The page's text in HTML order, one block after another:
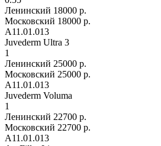
Ленинский 18000 р.
Московский 18000 р.
А11.01.013
Juvederm Ultra 3
1
Ленинский 25000 р.
Московский 25000 р.
А11.01.013
Juvederm Voluma
1
Ленинский 22700 р.
Московский 22700 р.
А11.01.013